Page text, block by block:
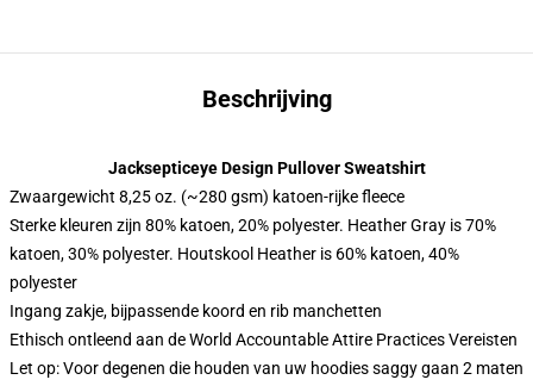
Beschrijving
Jacksepticeye Design Pullover Sweatshirt
Zwaargewicht 8,25 oz. (~280 gsm) katoen-rijke fleece
Sterke kleuren zijn 80% katoen, 20% polyester. Heather Gray is 70%
katoen, 30% polyester. Houtskool Heather is 60% katoen, 40%
polyester
Ingang zakje, bijpassende koord en rib manchetten
Ethisch ontleend aan de World Accountable Attire Practices Vereisten
Let op: Voor degenen die houden van uw hoodies saggy gaan 2 maten